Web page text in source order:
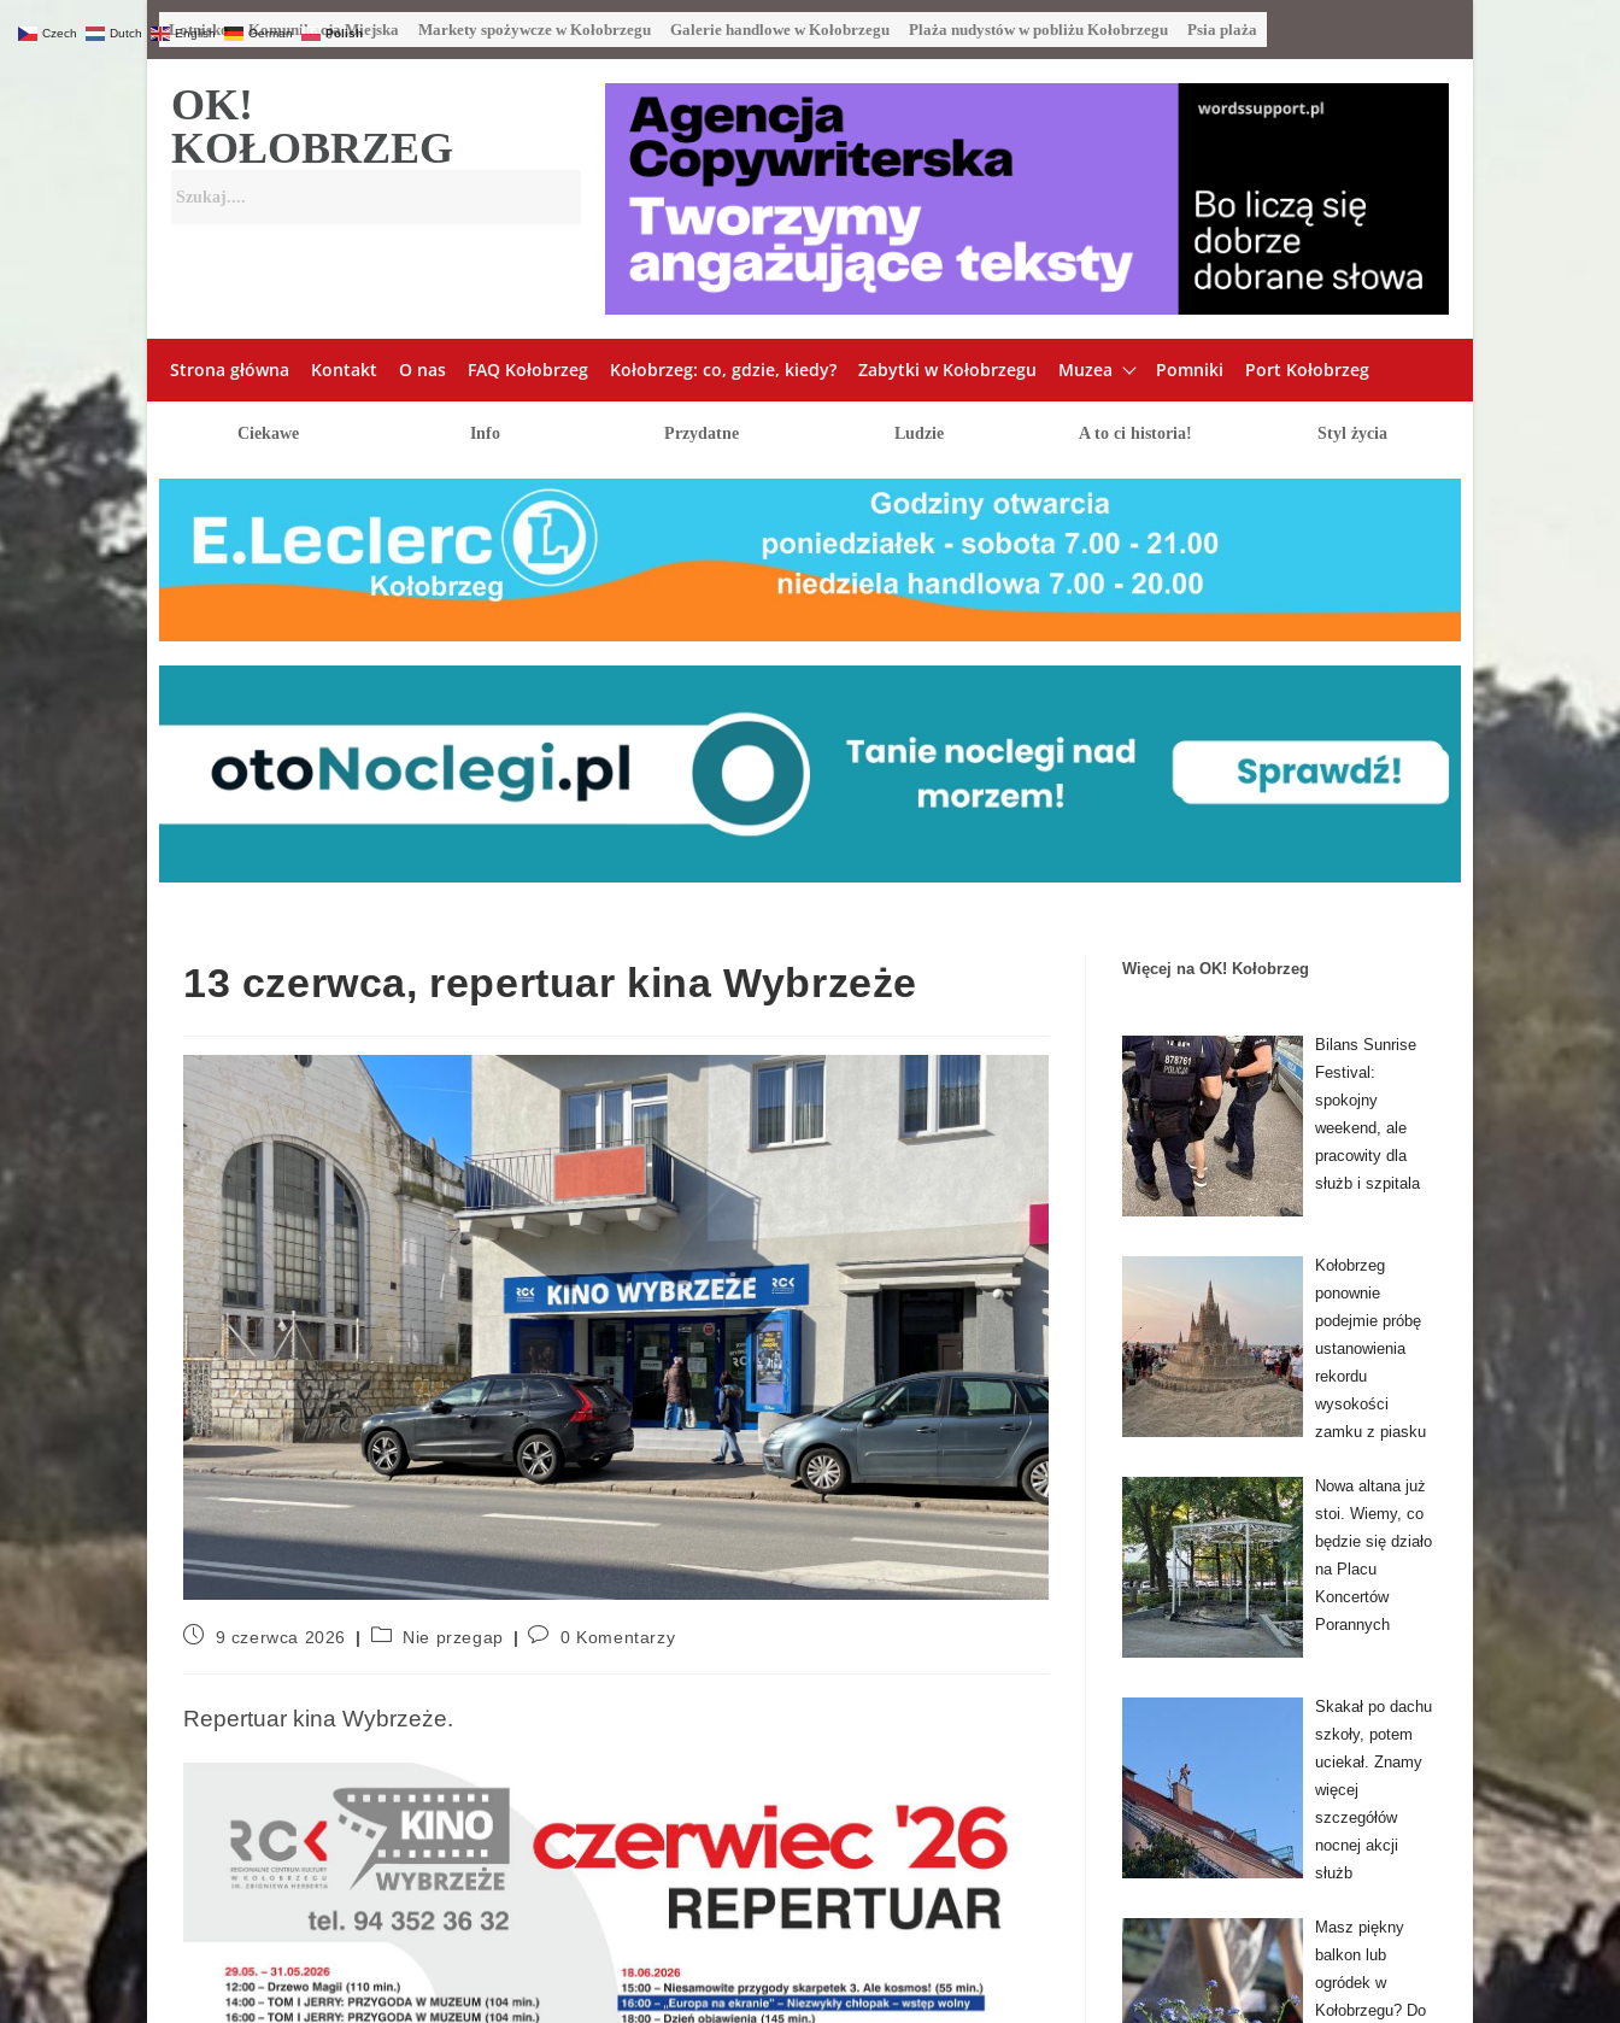
Lotnisko Komunikacja Miejska Markety spożywcze w Kołobrzegu Galerie handlowe w Kołobrzegu Plaża nudystów w pobliżu Kołobrzegu Psia plaża
OK!
KOŁOBRZEG
Strona główna Kontakt O nas FAQ Kołobrzeg Kołobrzeg: co, gdzie, kiedy? Zabytki w Kołobrzegu Muzea Pomniki Port Kołobrzeg
Ciekawe Info Przydatne Ludzie A to ci historia! Styl życia
13 czerwca, repertuar kina Wybrzeże
9 czerwca 2026 Nie przegap 0 Komentarzy
Repertuar kina Wybrzeże.
Więcej na OK! Kołobrzeg
Bilans Sunrise
Festival:
spokojny
weekend, ale
pracowity dla
służb i szpitala
Kołobrzeg
ponownie
podejmie próbę
ustanowienia
rekordu
wysokości
zamku z piasku
Nowa altana już
stoi. Wiemy, co
będzie się działo
na Placu
Koncertów
Porannych
Skakał po dachu
szkoły, potem
uciekał. Znamy
więcej
szczegółów
nocnej akcji
służb
Masz piękny
balkon lub
ogródek w
Kołobrzegu? Do
Czech Dutch English German Polish